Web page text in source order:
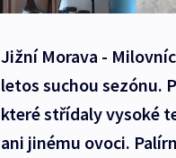
Jižní Morava -
letos suchou sezónu.
které střídaly vysoké
ani jinému ovoci.